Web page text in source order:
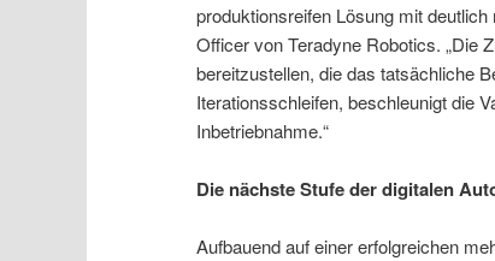
produktionsreifen Lösung mit
Officer von Teradyne Robotics. „Die
bereitzustellen, die das tatsächliche
Iterationsschleifen, beschleunigt die
Inbetriebnahme.“
Die nächste Stufe der digitalen
Aufbauend auf einer erfolgreichen